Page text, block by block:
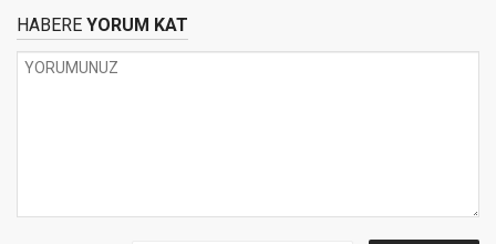
HABERE YORUM KAT